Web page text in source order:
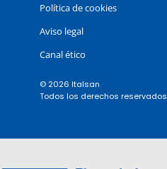
Política de cookies
Aviso legal
Canal ético
© 2026 Italsan
Todos los derechos reservados